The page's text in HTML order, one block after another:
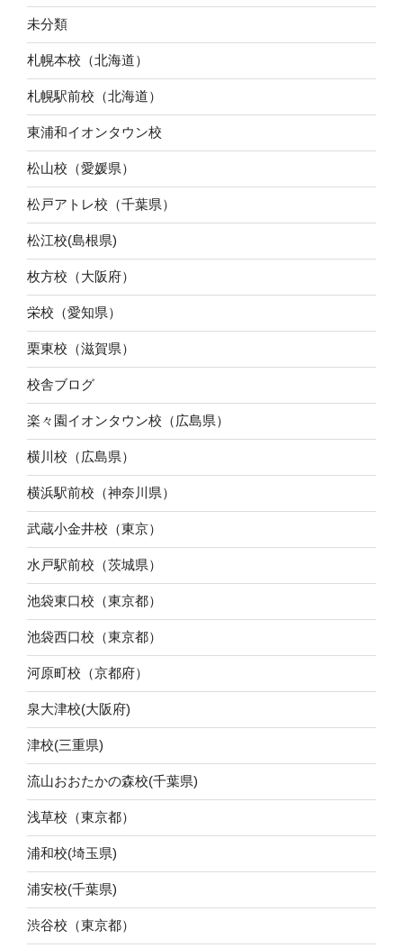
未分類
札幌本校（北海道）
札幌駅前校（北海道）
東浦和イオンタウン校
松山校（愛媛県）
松戸アトレ校（千葉県）
松江校(島根県)
枚方校（大阪府）
栄校（愛知県）
栗東校（滋賀県）
校舎ブログ
楽々園イオンタウン校（広島県）
横川校（広島県）
横浜駅前校（神奈川県）
武蔵小金井校（東京）
水戸駅前校（茨城県）
池袋東口校（東京都）
池袋西口校（東京都）
河原町校（京都府）
泉大津校(大阪府)
津校(三重県)
流山おおたかの森校(千葉県)
浅草校（東京都）
浦和校(埼玉県)
浦安校(千葉県)
渋谷校（東京都）